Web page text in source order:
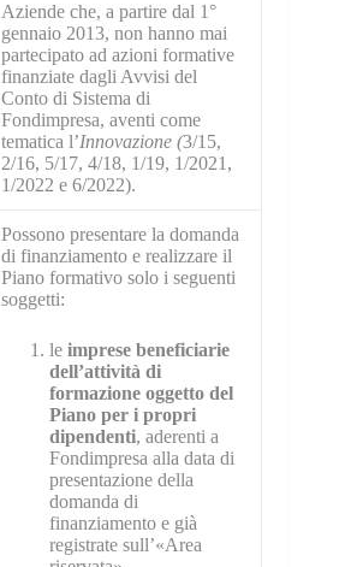
Aziende che, a partire dal 1°
gennaio 2013, non hanno mai
partecipato ad azioni formative
finanziate dagli Avvisi del
Conto di Sistema di
Fondimpresa, aventi come
tematica l’Innovazione (3/15,
2/16, 5/17, 4/18, 1/19, 1/2021,
1/2022 e 6/2022).
Possono presentare la domanda
di finanziamento e realizzare il
Piano formativo solo i seguenti
soggetti:
le imprese beneficiarie
dell’attività di
formazione oggetto del
Piano per i propri
dipendenti, aderenti a
Fondimpresa alla data di
presentazione della
domanda di
finanziamento e già
registrate sull’«Area